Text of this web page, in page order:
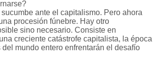
ante el capitalismo. Pero ahora
procesión fúnebre. Hay otro
sino necesario. Consiste en
creciente catástrofe capitalista, la época
mundo entero enfrentarán el desafío